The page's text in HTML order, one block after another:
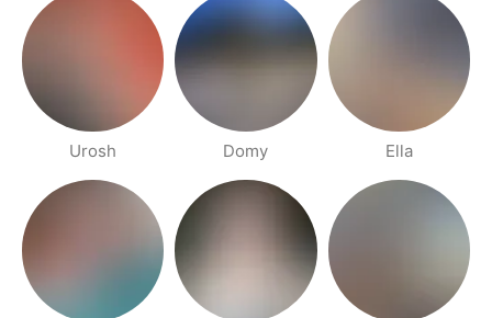
Urosh Domy Ella